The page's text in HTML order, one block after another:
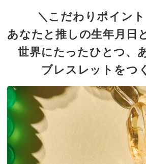
＼こだわりポイン
あなたと推しの生年月日
世界にたったひとつ、
ブレスレットをつ